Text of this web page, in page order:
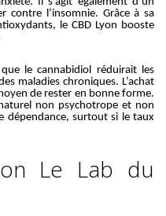
l’insomnie. Grâce à sa
le CBD Lyon booste
que le cannabidiol réduirait les
maladies chroniques. L’achat
de rester en bonne forme.
non psychotrope et non
dépendance, surtout si le taux
Le Lab du